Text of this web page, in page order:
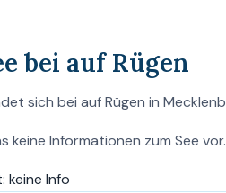
bei auf Rügen
sich bei auf Rügen in
keine Informationen zum See vor.
keine Info